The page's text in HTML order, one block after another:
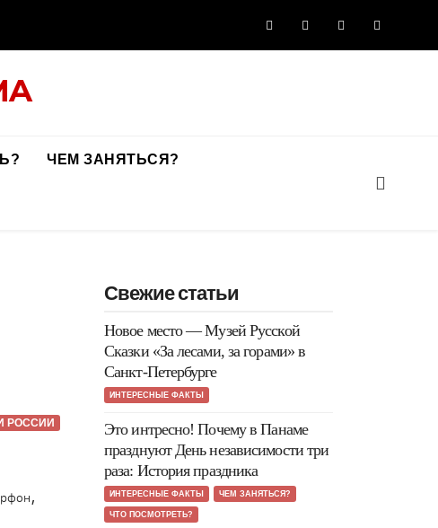
ЧЕМ ЗАНЯТЬСЯ?
РОССИИ
,
Свежие статьи
Новое место — Музей Русской
Сказки «За лесами, за горами» в
Санкт-Петербурге
ИНТЕРЕСНЫЕ ФАКТЫ
Это интресно! Почему в Панаме
празднуют День независимости три
раза: История праздника
ИНТЕРЕСНЫЕ ФАКТЫ ЧЕМ ЗАНЯТЬСЯ?
ЧТО ПОСМОТРЕТЬ?